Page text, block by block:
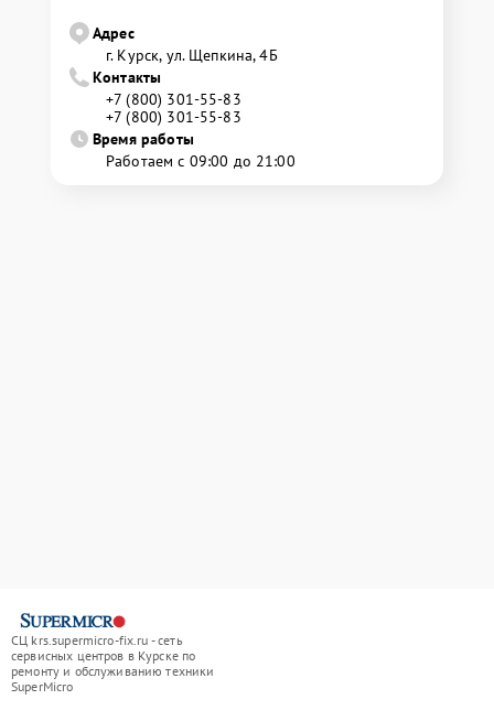
Адрес
г. Курск, ул. Щепкина, 4Б
Контакты
+7 (800) 301-55-83
+7 (800) 301-55-83
Время работы
Работаем с 09:00 до 21:00
СЦ krs.supermicro-fix.ru - сеть
сервисных центров в Курске по
ремонту и обслуживанию техники
SuperMicro